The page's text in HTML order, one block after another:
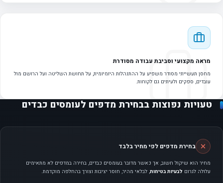
מראה מקצועי וסביבת עבודה מסודרת
מחסן תעשייתי מסודר משפיע על ההתנהלות היומיומית, על תחושת השליטה ועל הרושם מול
עובדים, ספקים ולעיתים גם לקוחות.
טעויות נפוצות בבחירת מדפים לעומסים כבדים
בחירת מדפים לפי מחיר בלבד
מחיר הוא שיקול חשוב, אך כאשר מדובר בעומסים כבדים, בחירה במדפים לא מתאימים
עלולה לגרום לבעיות בטיחות, לבלאי מהיר, חוסר יציבות וצורך בהחלפה מוקדמת.